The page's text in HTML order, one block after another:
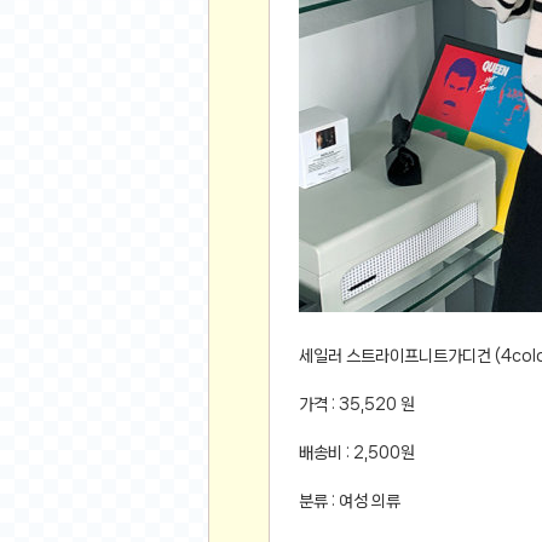
쇼핑 인증샷
뽑기 인증샷
여행 인증샷
디지털 기기 인증샷
공연 인증샷
요리 인증샷
신차 인증샷
암호화폐
암호화폐
바이낸스(Binance)
바이비트(Bybit)
세일러 스트라이프니트가디건
가격 : 35,520 원
배송비 : 2,500원
분류 : 여성 의류